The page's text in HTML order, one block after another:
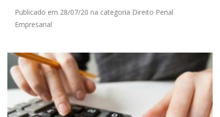
Publicado em 28/07/20 na categoria Direito Penal
Empresarial